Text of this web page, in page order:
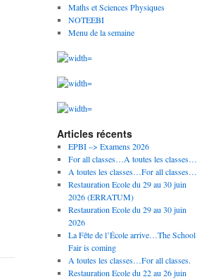
Maths et Sciences Physiques
NOTEEBI
Menu de la semaine
Articles récents
EPBI –> Examens 2026
For all classes…A toutes les classes…
A toutes les classes…For all classes…
Restauration Ecole du 29 au 30 juin
2026 (ERRATUM)
Restauration Ecole du 29 au 30 juin
2026
La Fête de l’École arrive…The School
Fair is coming
A toutes les classes…For all classes.
Restauration Ecole du 22 au 26 juin